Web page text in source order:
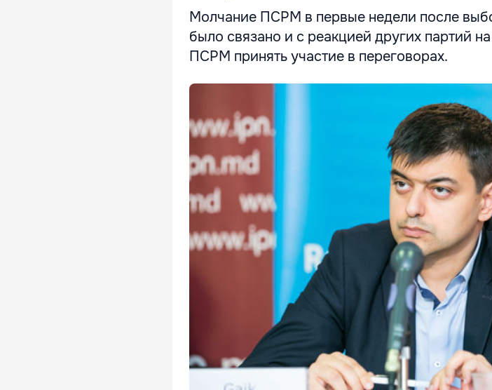
Молчание ПСРМ в первые недели после
было связано и с реакцией других партий
ПСРМ принять участие в переговорах.